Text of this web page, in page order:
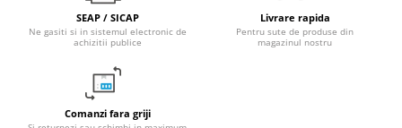
Radiatoare/Calorifere din otel
PURMO
Calorifer din otel GOBE
Radiator otel AIRFEL
Radiatoare/Calorifere din otel
KERMI COMPACT
SEAP / SICAP
Ne gasiti si in sistemul electronic de
achizitii publice
Livrare rapida
Pentru sute de produse din
magazinul nostru
Comanzi fara griji